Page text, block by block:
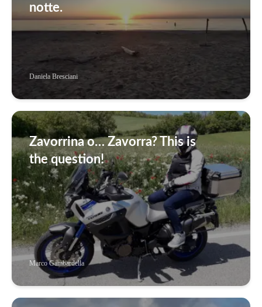
notte.
Daniela Bresciani
Zavorrina o… Zavorra? This is
the question!
Marco Gambardella